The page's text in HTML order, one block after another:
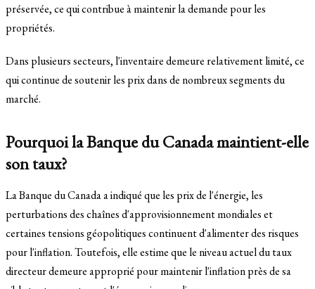
préservée, ce qui contribue à maintenir la demande pour les
propriétés.
Dans plusieurs secteurs, l'inventaire demeure relativement limité, ce
qui continue de soutenir les prix dans de nombreux segments du
marché.
Pourquoi la Banque du Canada maintient-elle
son taux?
La Banque du Canada a indiqué que les prix de l'énergie, les
perturbations des chaînes d'approvisionnement mondiales et
certaines tensions géopolitiques continuent d'alimenter des risques
pour l'inflation. Toutefois, elle estime que le niveau actuel du taux
directeur demeure approprié pour maintenir l'inflation près de sa